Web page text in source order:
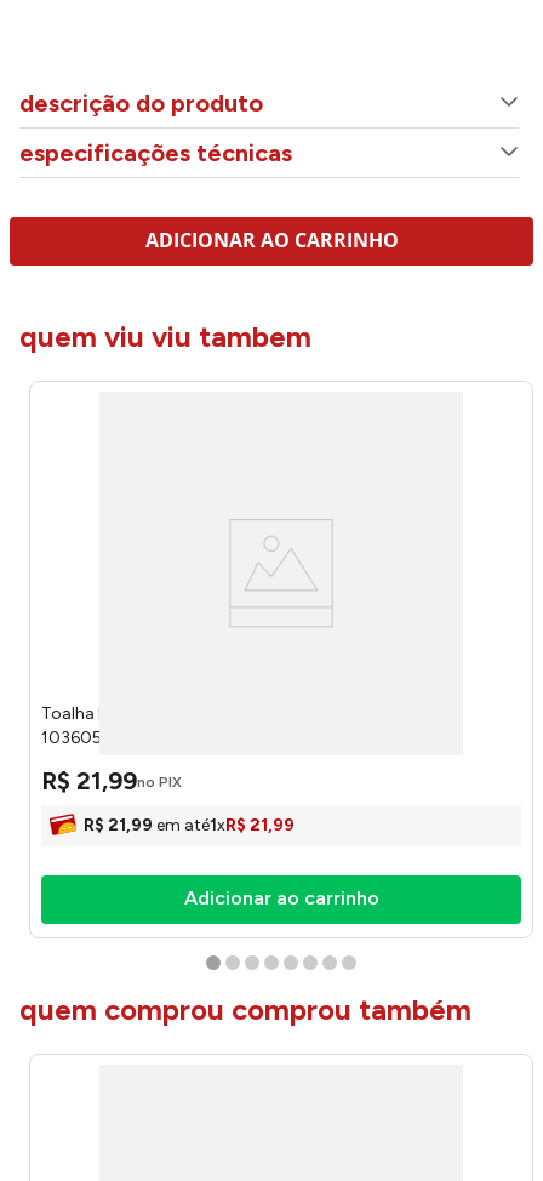
descrição do produto
especificações técnicas
ADICIONAR AO CARRINHO
quem viu viu tambem
Toalha Rosto Velour Branco F10752 45x80cm
103605681075 - Camesa
R$ 21,99no PIX
R$ 21,99 em até1xR$ 21,99
Adicionar ao carrinho
quem comprou comprou também